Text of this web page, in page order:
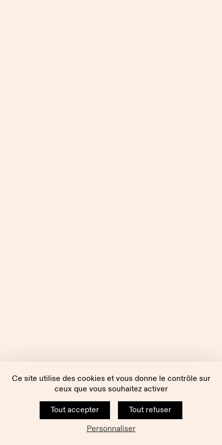
Ce site utilise des cookies et vous donne le contrôle sur
ceux que vous souhaitez activer
Tout accepter
Tout refuser
Personnaliser